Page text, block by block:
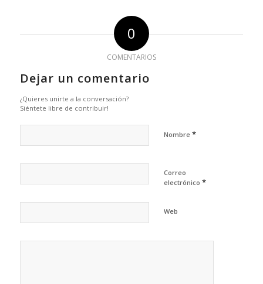
0
COMENTARIOS
Dejar un comentario
¿Quieres unirte a la conversación?
Siéntete libre de contribuir!
Nombre *
Correo
electrónico *
Web